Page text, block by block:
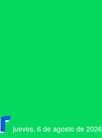
jueves, 6 de agosto de 2026